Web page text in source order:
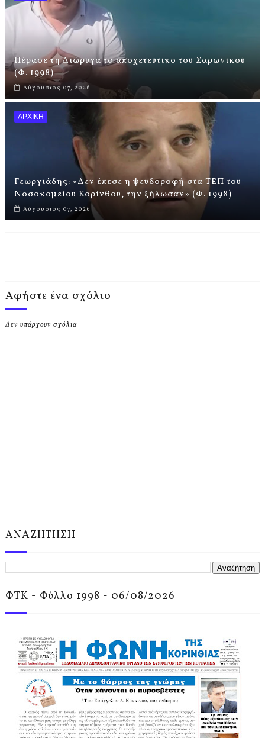
Πέρασε τη Διώρυγα το αποχετευτικό του Σαρωνικού
(Φ. 1998)
Αύγουστος 07, 2026
ΑΡΧΙΚΗ
Γεωργιάδης: «Δεν έπεσε η ψευδοροφή στα ΤΕΠ του
Νοσοκομείου Κορίνθου, την ξήλωσαν» (Φ. 1998)
Αύγουστος 07, 2026
Αφήστε ένα σχόλιο
Δεν υπάρχουν σχόλια
ΑΝΑΖΗΤΗΣΗ
ΦΤΚ - Φύλλο 1998 - 06/08/2026